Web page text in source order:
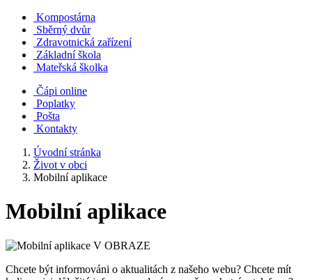
Kompostárna
Sběrný dvůr
Zdravotnická zařízení
Základní škola
Mateřská školka
Čápi online
Poplatky
Pošta
Kontakty
Úvodní stránka
Život v obci
Mobilní aplikace
Mobilní aplikace
Chcete být informováni o aktualitách z našeho webu? Chcete mít